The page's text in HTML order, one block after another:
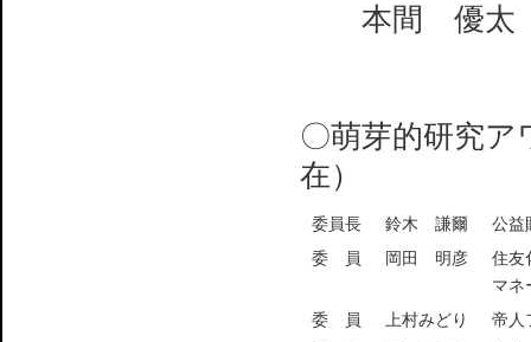
本間 優太（
〇萌芽的研究ア
在）
委員長 鈴木 謙爾
公益
委 員
岡田 明彦
住友
マネ
委 員
上村みどり
帝人